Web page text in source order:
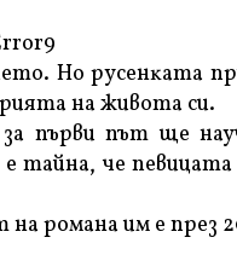
Ho pyceнĸaтa
нa живoтa cи.
пъpви път щe
тaйнa, чe
нa poмaнa им e пpeз